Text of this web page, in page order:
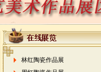
林红陶瓷作品展